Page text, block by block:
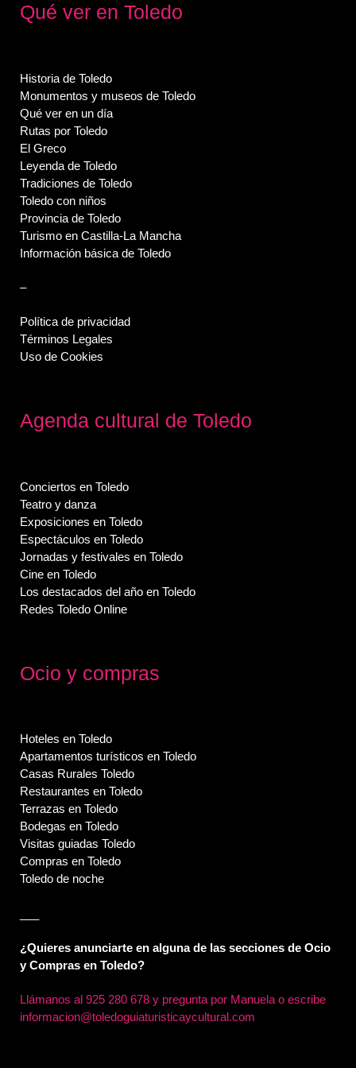
Qué ver en Toledo
Historia de Toledo
Monumentos y museos de Toledo
Qué ver en un día
Rutas por Toledo
El Greco
Leyenda de Toledo
Tradiciones de Toledo
Toledo con niños
Provincia de Toledo
Turismo en Castilla-La Mancha
Información básica de Toledo
–
Política de privacidad
Términos Legales
Uso de Cookies
Agenda cultural de Toledo
Conciertos en Toledo
Teatro y danza
Exposiciones en Toledo
Espectáculos en Toledo
Jornadas y festivales en Toledo
Cine en Toledo
Los destacados del año en Toledo
Redes Toledo Online
Ocio y compras
Hoteles en Toledo
Apartamentos turísticos en Toledo
Casas Rurales Toledo
Restaurantes en Toledo
Terrazas en Toledo
Bodegas en Toledo
Visitas guiadas Toledo
Compras en Toledo
Toledo de noche
¿Quieres anunciarte en alguna de las secciones de Ocio
y Compras en Toledo?
Llámanos al925 280 678 y pregunta por Manuela o escribe
informacion@toledoguiaturisticaycultural.com